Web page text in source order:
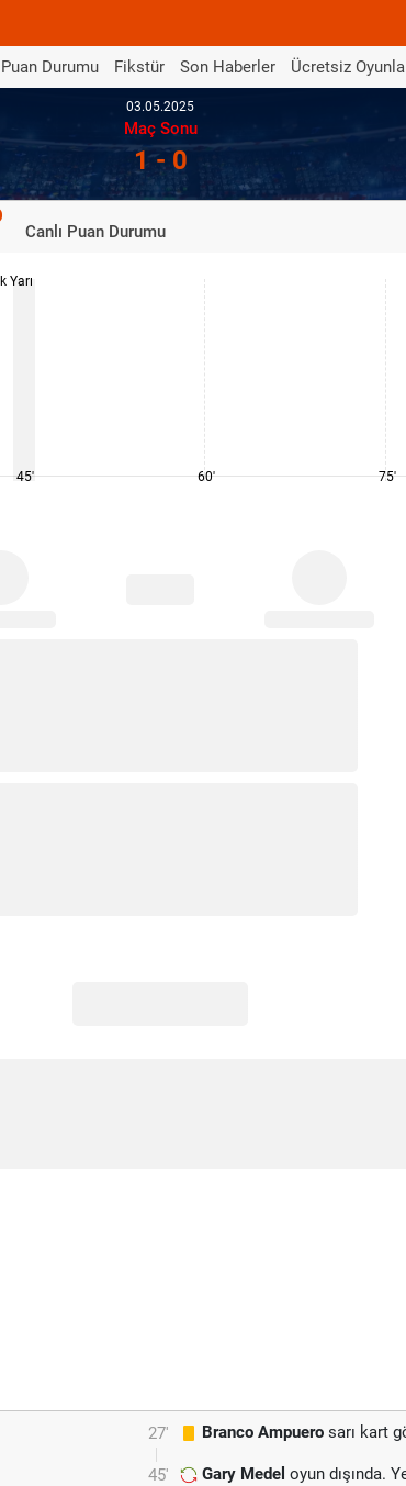
Puan Durumu Fikstür Son Haberler Ücretsiz
03.05.2025
Maç Sonu
1 - 0
Canlı Puan Durumu
İlk Yarı
45' 60' 75'
27' Branco Ampuero sarı kart
45' Gary Medel oyun dışında.